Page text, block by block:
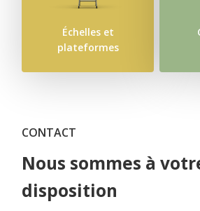
Échelles et
plateformes
CONTACT
Nous sommes à
disposition